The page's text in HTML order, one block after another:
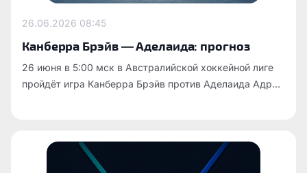
26.06.2026 08:45
Канберра Брэйв — Аделаида: прогноз
26 июня в 5:00 мск в Австралийской хоккейной лиге
пройдёт игра Канберра Брэйв против Аделаида Адр...